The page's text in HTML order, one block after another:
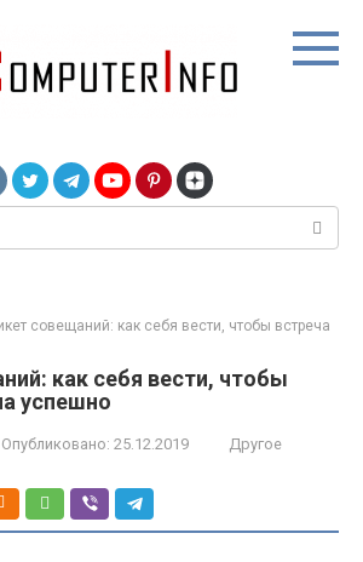
совещаний: как себя вести, чтобы встреча
как себя вести, чтобы
успешно
Опубликовано: 25.12.2019
Другое